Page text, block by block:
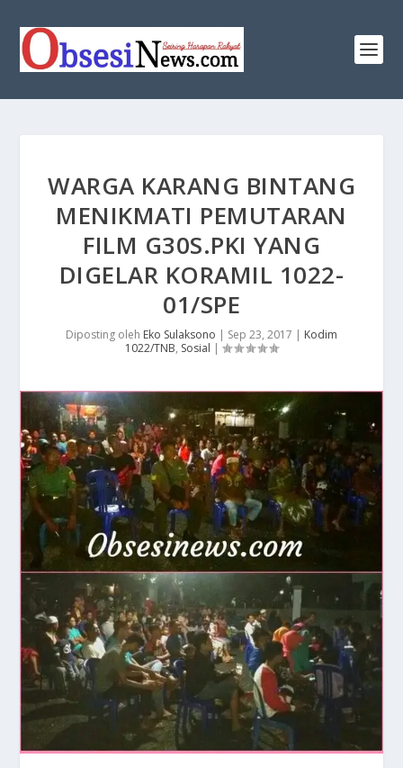
WARGA KARANG BINTANG
MENIKMATI PEMUTARAN
FILM G30S.PKI YANG
DIGELAR KORAMIL 1022-
01/SPE
Diposting oleh Eko Sulaksono | Sep 23, 2017 | Kodim
1022/TNB, Sosial |